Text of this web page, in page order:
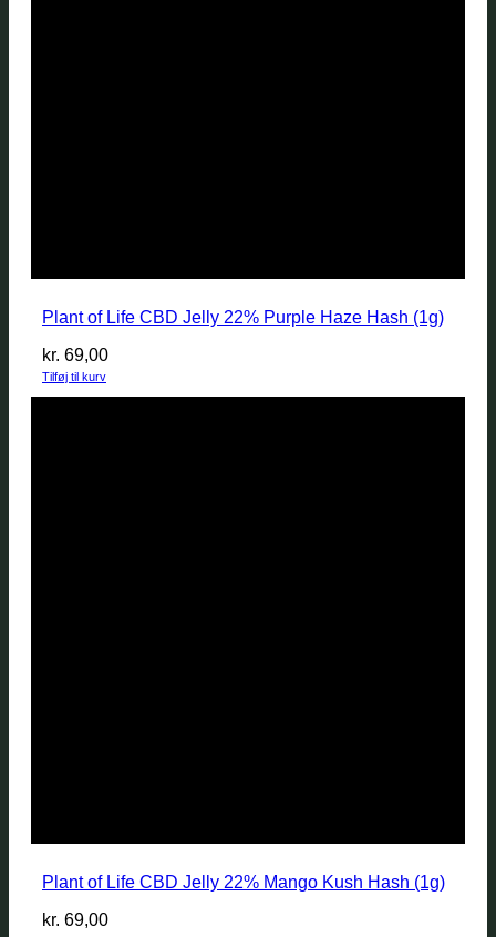
Plant of Life CBD Jelly 22% Purple Haze Hash (1g)
kr. 69,00
Tilføj til kurv
Plant of Life CBD Jelly 22% Mango Kush Hash (1g)
kr. 69,00